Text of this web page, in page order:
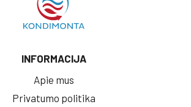
INFORMACIJA
Apie mus
Privatumo politika